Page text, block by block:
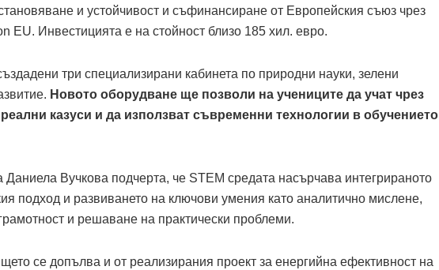
и устойчивост и съфинансиране от Европейския съюз чрез
EU. Инвестицията е на стойност близо 185 хил. евро.
три специализирани кабинета по природни науки, зелени
Новото оборудване ще позволи на учениците да учат чрез
казуси и да използват съвременни технологии в обучението
Даниела Вучкова подчерта, че STEM средата насърчава интегрираното
подход и развиването на ключови умения като аналитично мислене,
и решаване на практически проблеми.
се допълва и от реализирания проект за енергийна ефективност на